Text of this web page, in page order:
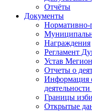
Отчёты
Документы
Нормативно-
Награждения
Регламент
Устав
Отчеты о
Информация
Границы
Открытые